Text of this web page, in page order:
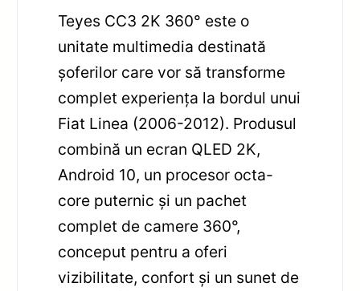
Teyes CC3 2K 360° este o
unitate multimedia destinată
șoferilor care vor să transforme
complet experiența la bordul unui
Fiat Linea (2006-2012). Produsul
combină un ecran QLED 2K,
Android 10, un procesor octa-
core puternic și un pachet
complet de camere 360°,
conceput pentru a oferi
vizibilitate, confort și un sunet de